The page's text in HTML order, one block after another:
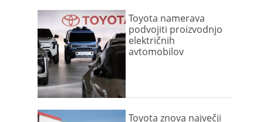
Toyota namerava
podvojiti proizvodnjo
električnih
avtomobilov
Toyota znova največji